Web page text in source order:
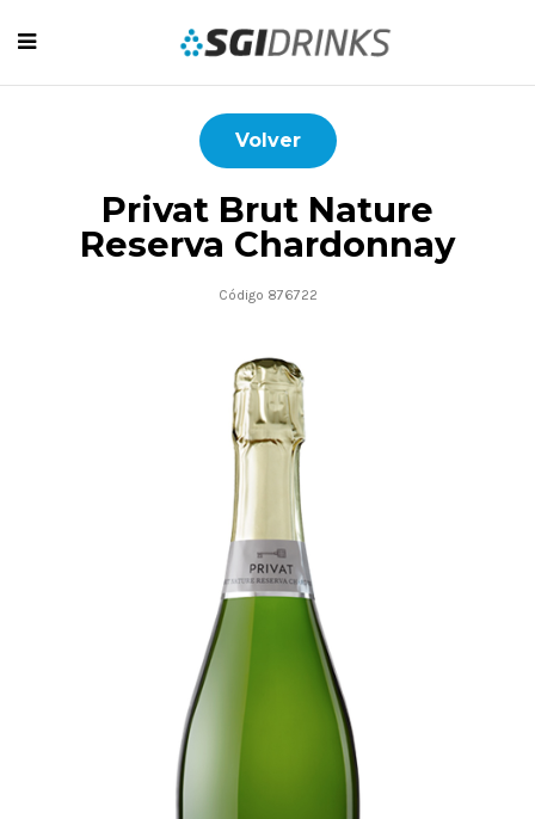
Volver
Privat Brut Nature
Reserva Chardonnay
Código 876722